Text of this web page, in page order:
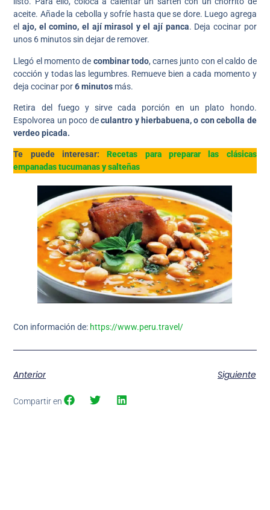
aceite. Añade la cebolla y sofríe hasta que se dore. Luego agrega
elajo, el comino, el ají mirasol y el ají panca. Deja cocinar por
unos 6 minutos sin dejar de remover.
Llegó el momento de combinar todo, carnes junto con el caldo de
cocción y todas las legumbres. Remueve bien a cada momento y
deja cocinar por6 minutos más.
Retira del fuego y sirve cada porción en un plato hondo.
Espolvorea un poco deculantro y hierbabuena, o con cebolla de
verdeo picada.
Te puede interesar:Recetas para preparar las clásicas
empanadas tucumanas y salteñas
Con información de: https://www.peru.travel/
Anterior Siguiente
Compartir en